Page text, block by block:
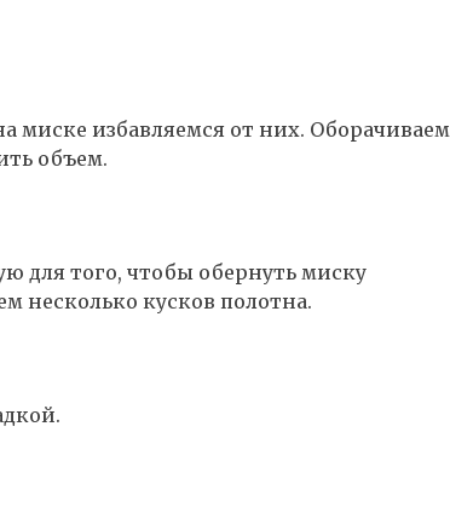
миске избавляемся от них. Оборачиваем
объем.
для того, чтобы обернуть миску
несколько кусков полотна.